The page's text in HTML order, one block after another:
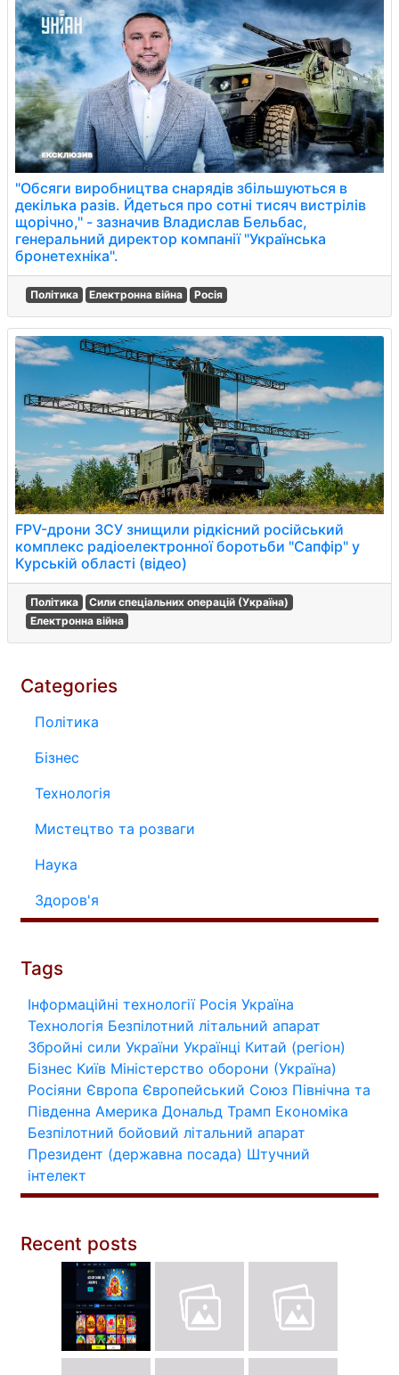
"Обсяги виробництва снарядів збільшуються в
декілька разів. Йдеться про сотні тисяч вистрілів
щорічно," - зазначив Владислав Бельбас,
генеральний директор компанії "Українська
бронетехніка".
Політика Електронна війна Росія
FPV-дрони ЗСУ знищили рідкісний російський
комплекс радіоелектронної боротьби "Сапфір" у
Курській області (відео)
Політика
Сили спеціальних операцій (Україна)
Електронна війна
Categories
Політика
Бізнес
Технологія
Мистецтво та розваги
Наука
Здоров'я
Tags
Інформаційні технології Росія Україна
Технологія Безпілотний літальний апарат
Збройні сили України Українці Китай (регіон)
Бізнес Київ Міністерство оборони (Україна)
Росіяни Європа Європейський Союз Північна та
Південна Америка Дональд Трамп Економіка
Безпілотний бойовий літальний апарат
Президент (державна посада) Штучний
інтелект
Recent posts